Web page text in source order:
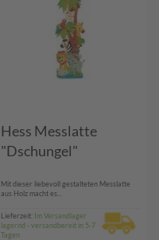
Hess Messlatte
"Dschungel"
Mit dieser liebevoll gestalteten Messlatte
aus Holz macht es...
Lieferzeit: Im Versandlager
lagernd - versandbereit in 5-7
Tagen